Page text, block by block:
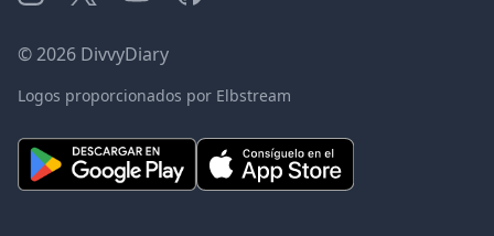
©2026 DivvyDiary
Logos proporcionados por Elbstream